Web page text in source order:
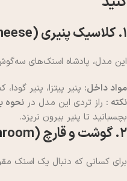
۱. کلاسیک پنیری (The Classic Cheese) 🧀
این مدل، پادشاه اسنک‌های
مواد داخل: پنیر پیتزا، پنیر
نکته : راز تردی این مدل در نحوه
بچسبانید تا پنیر بیرون نریزد.
۲. گوشت و قارچ (Meat & Mushroom) 🍄
برای کسانی که دنبال یک اسنک